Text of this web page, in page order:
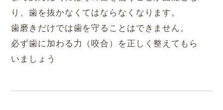
り、歯を抜かなくてはならなくなります。
歯磨きだけでは歯を守ることはできません。
必ず歯に加わる力（咬合）を正しく整えてもら
いましょう